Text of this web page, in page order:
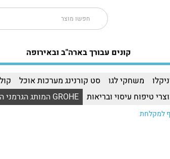
קונים עבורך בארה"ב ובאירופה
משחקי לגו סט קורנינג מערכות אוכל
טיפוח עיסוי ובריאות GROHE המותג הגרמני המוביל
למקלחת